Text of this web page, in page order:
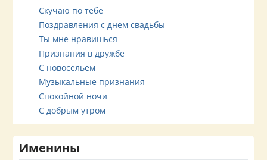
Скучаю по тебе
Поздравления с днем свадьбы
Ты мне нравишься
Признания в дружбе
С новосельем
Музыкальные признания
Спокойной ночи
С добрым утром
Именины